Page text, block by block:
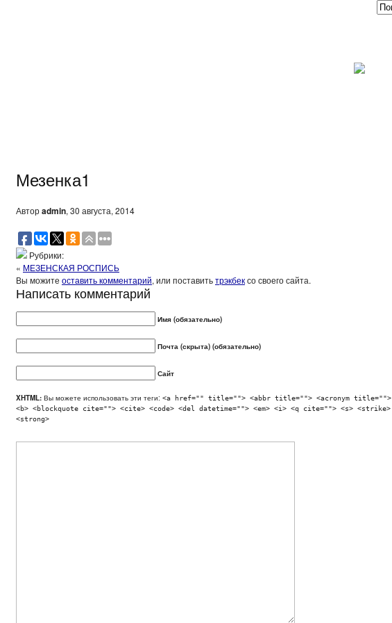
Мезенка1
Авторadmin, 30 августа, 2014
Рубрики:
« МЕЗЕНСКАЯ РОСПИСЬ
Вы можите оставить комментарий, или поставитьтрэкбексо своего сайта.
Написать комментарий
Имя (обязательно)
Почта (скрыта) (обязательно)
Сайт
XHTML: Вы можете использовать эти теги: <a href="" title=""> <abbr title=""> <acronym title="">
<b> <blockquote cite=""> <cite> <code> <del datetime=""> <em> <i> <q cite=""> <s> <strike>
<strong>